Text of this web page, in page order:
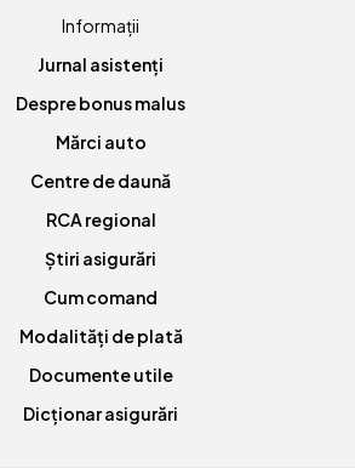
Informații
Jurnal asistenți
Despre bonus malus
Mărci auto
Centre de daună
RCA regional
Știri asigurări
Cum comand
Modalități de plată
Documente utile
Dicționar asigurări